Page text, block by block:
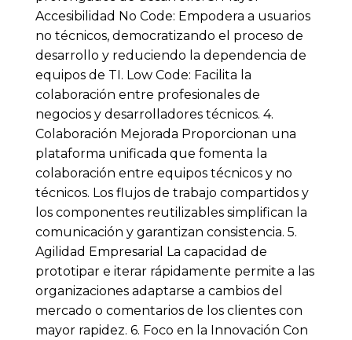
Accesibilidad No Code: Empodera a usuarios
no técnicos, democratizando el proceso de
desarrollo y reduciendo la dependencia de
equipos de TI. Low Code: Facilita la
colaboración entre profesionales de
negocios y desarrolladores técnicos. 4.
Colaboración Mejorada Proporcionan una
plataforma unificada que fomenta la
colaboración entre equipos técnicos y no
técnicos. Los flujos de trabajo compartidos y
los componentes reutilizables simplifican la
comunicación y garantizan consistencia. 5.
Agilidad Empresarial La capacidad de
prototipar e iterar rápidamente permite a las
organizaciones adaptarse a cambios del
mercado o comentarios de los clientes con
mayor rapidez. 6. Foco en la Innovación Con